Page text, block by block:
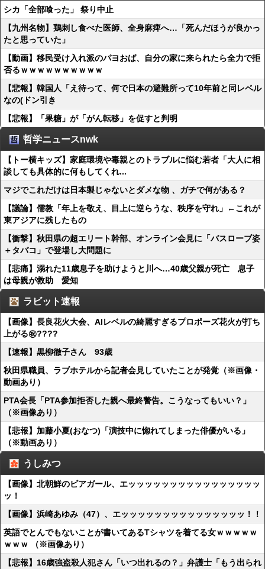
シカ「全部喰った」 祭り中止
【九州名物】鶏刺し食べた医師、全身麻痺へ…「死んだほうが良かっ
たと思っていた」
【動画】移民受け入れ派のパヨおば、自分の家に来られたら全力で拒
否るｗｗｗｗｗｗｗｗｗｗ
【悲報】韓国人「え待って、何で日本の避難所って10年前と同レベル
なの(ドン引き
【悲報】「果糖」が「がん転移」を促すと判明
哲学ニュースnwk
【トー横キッズ】家庭環境や毒親とのトラブルに悩む若者「大人に相
談しても具体的に何もしてくれ...
マジでこれだけは日本製じゃないとダメな物 、ガチで何がある？
【議論】儒教「年上を敬え、目上に逆らうな、秩序を守れ」←これが
東アジアに残したもの
【衝撃】秋田県の超エリート幹部、オンライン会見に「バスローブ姿
＋タバコ」で登場し大問題に
【悲痛】溺れた11歳息子を助けようと川へ…40歳父親が死亡 息子
は母親が救助 愛知
ラビット速報
【画像】長良花火大会、AIレベルの綺麗すぎるプロポーズ花火が打ち
上がる㊗????
【速報】黒柳徹子さん 93歳
秋田県職員、ラブホテルから記者会見していたことが発覚（※画像・
動画あり）
PTA会長「PTA参加拒否した親へ最終警告。こうなってもいい？」
（※画像あり）
【悲報】加藤小夏(おなつ)「演技中に惚れてしまった俳優がいる」
（※動画あり）
うしみつ
【画像】北朝鮮のビアガール、エッッッッッッッッッッッッッッッッ
ッ！
【画像】浜崎あゆみ（47）、エッッッッッッッッッッッッッッッ！！
英語でとんでもないことが書いてあるTシャツを着てる女ｗｗｗｗｗ
ｗｗｗ （※画像あり）
【悲報】16歳強盗殺人犯さん「いつ出れるの？」弁護士「もう出られ